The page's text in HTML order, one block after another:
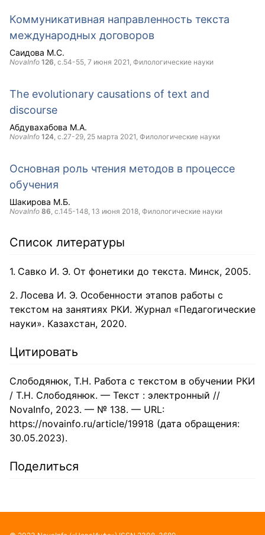
Коммуникативная направленность текста
международных договоров
Саидова М.С.
NovaInfo 126, с.54-55, 7 июня 2021, Филологические науки
The evolutionary causations of text and
discourse
Абдувахабова М.А.
NovaInfo 124, с.27-29, 25 марта 2021, Филологические науки
Основная роль чтения методов в процессе
обучения
Шакирова М.Б.
NovaInfo 86, с.145-148, 13 июня 2018, Филологические науки
Список литературы
Савко И. Э. От фонетики до текста. Минск, 2005.
Лосева И. Э. Особенности этапов работы с
текстом на занятиях РКИ. Журнал «Педагогические
науки». Казахстан, 2020.
Цитировать
Слободянюк, Т.Н. Работа с текстом в обучении РКИ
/ Т.Н. Слободянюк. — Текст : электронный //
NovaInfo, 2023. — № 138. — URL:
https://novainfo.ru/article/19918 (дата обращения:
30.05.2023).
Поделиться